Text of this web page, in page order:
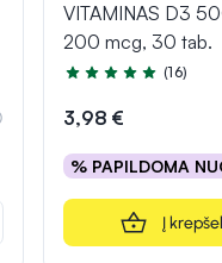
VITAMINAS D3
200 mcg, 30 tab.
Įvertinimas 4.9 iš 5
(16)
3,98 €
% PAPILDOMA
Į